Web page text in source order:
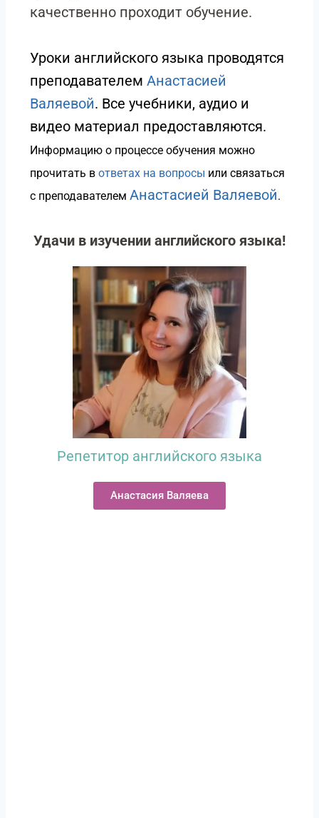
качественно проходит обучение.
Уроки английского языка проводятся
преподавателем Анастасией
Валяевой. Все учебники, аудио и
видео материал предоставляются.
Информацию о процессе обучения можно
прочитать в ответах на вопросы или связаться
с преподавателем Анастасией Валяевой.
Удачи в изучении английского языка!
Репетитор английского языка
Анастасия Валяева